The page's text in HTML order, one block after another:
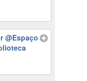
@Espaço